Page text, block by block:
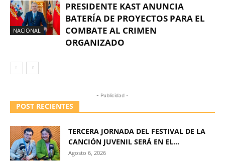
NACIONAL
PRESIDENTE KAST ANUNCIA
BATERÍA DE PROYECTOS PARA EL
COMBATE AL CRIMEN
ORGANIZADO
- Publicidad -
POST RECIENTES
TERCERA JORNADA DEL FESTIVAL DE LA
CANCIÓN JUVENIL SERÁ EN EL...
Agosto 6, 2026